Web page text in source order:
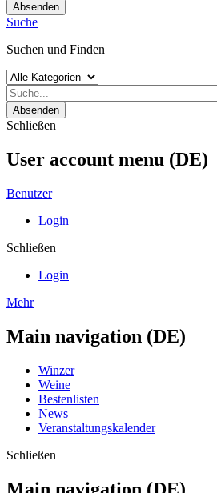
Absenden
Suche
Suchen und Finden
Absenden
Schließen
User account menu (DE)
Benutzer
Login
Schließen
Login
Mehr
Main navigation (DE)
Winzer
Weine
Bestenlisten
News
Veranstaltungskalender
Schließen
Main navigation (DE)